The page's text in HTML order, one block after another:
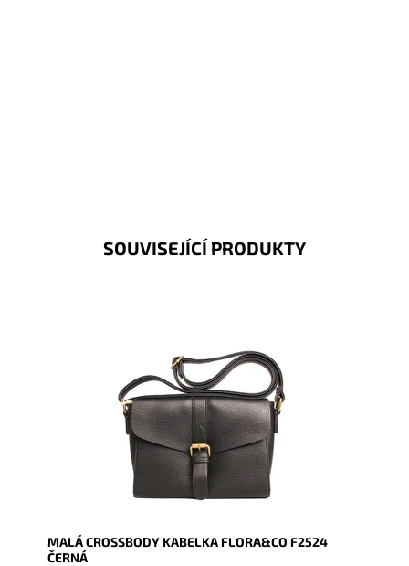
SOUVISEJÍCÍ PRODUKTY
Černá crossbody kabelka ideální velikosti značky
FLORA s přehoditelnou klopou a uzavíráním na druk.
Skladem
9725
FLORA&CO
2 roky
MALÁ CROSSBODY KABELKA FLORA&CO F2524
ČERNÁ